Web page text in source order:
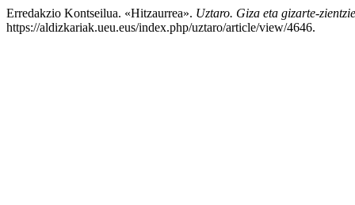
Erredakzio Kontseilua. «Hitzaurrea». Uztaro. Giza eta gizarte-
https://aldizkariak.ueu.eus/index.php/uztaro/article/view/4646.